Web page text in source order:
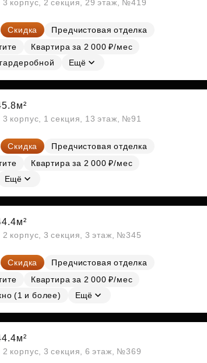
корпус, 2 секция, 29 этаж, №419
Скидка
Предчистовая отделка
Квартира за 2 000 ₽/мес
Ещё
корпус, 1 секция, 13 этаж, №91
Скидка
Предчистовая отделка
Квартира за 2 000 ₽/мес
Ещё
корпус, 3 секция, 3 этаж, №345
Скидка
Предчистовая отделка
Квартира за 2 000 ₽/мес
(1 и более)
Ещё
корпус, 3 секция, 6 этаж, №369